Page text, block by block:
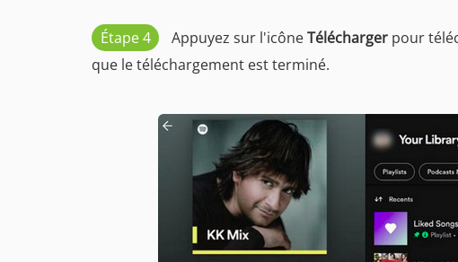
Étape 4 Appuyez sur l'icôneTélécharger pour
que le téléchargement est terminé.